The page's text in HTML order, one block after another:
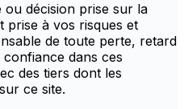
décision prise sur la
prise à vos risques et
de toute perte, retard
dans ces
des tiers dont les
ce site.